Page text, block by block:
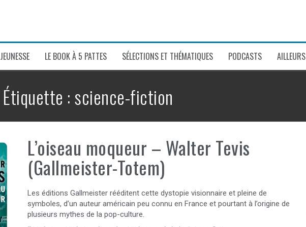
JEUNESSE LE BOOK À 5 PATTES SÉLECTIONS ET THÉMATIQUES PODCASTS AILLEURS
Étiquette :science-fiction
L’oiseau moqueur – Walter Tevis
(Gallmeister-Totem)
Les éditions Gallmeister rééditent cette dystopie visionnaire et pleine de
symboles, d’un auteur américain peu connu en France et pourtant à l’origine de
plusieurs mythes de la pop-culture.